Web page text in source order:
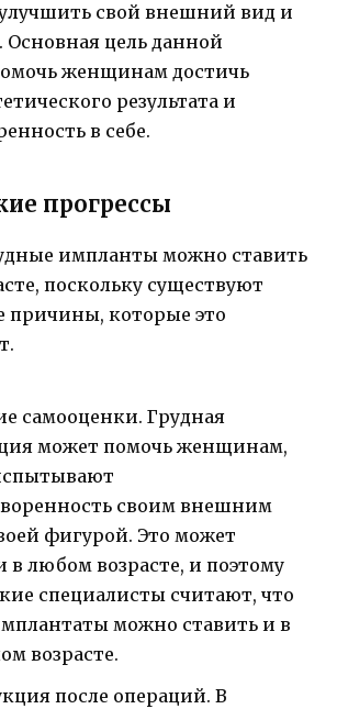
свой внешний вид и
Основная цель данной
женщинам достичь
результата и
в себе.
прогрессы
импланты можно ставить
поскольку существуют
причины, которые это
самооценки. Грудная
может помочь женщинам,
своим внешним
фигурой. Это может
в любом возрасте, и поэтому
специалисты считают, что
можно ставить и в
возрасте.
после операций. В